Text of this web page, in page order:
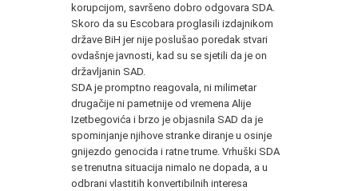
korupcijom, savršeno dobro odgovara SDA.
Skoro da su Escobara proglasili izdajnikom
države BiH jer nije poslušao poredak stvari
ovdašnje javnosti, kad su se sjetili da je on
državljanin SAD.
SDA je promptno reagovala, ni milimetar
drugačije ni pametnije od vremena Alije
Izetbegovića i brzo je objasnila SAD da je
spominjanje njihove stranke diranje u osinje
gnijezdo genocida i ratne trume. Vrhuški SDA
se trenutna situacija nimalo ne dopada, a u
odbrani vlastitih konvertibilnih interesa